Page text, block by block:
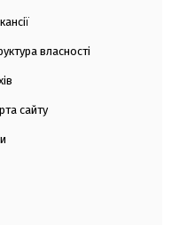
власності
сайту